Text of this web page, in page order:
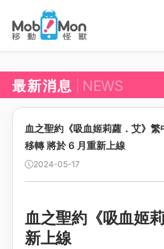
最新消息 NEWS
血之聖約《吸血姬莉蘿．艾》
移轉 將於 6 月重新上線
2024-05-17
血之聖約《吸血姬
新上線